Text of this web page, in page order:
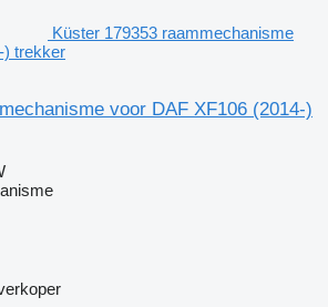
Küster 179353 raammechanisme
) trekker
voor DAF XF106 (2014-)